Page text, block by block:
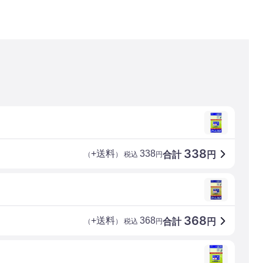
合計 338 円
（+送料） 税込 338円
合計 368 円
（+送料） 税込 368円